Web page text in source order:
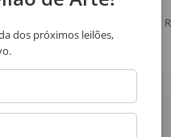
Vaso de Flor
dos próximos leilões,